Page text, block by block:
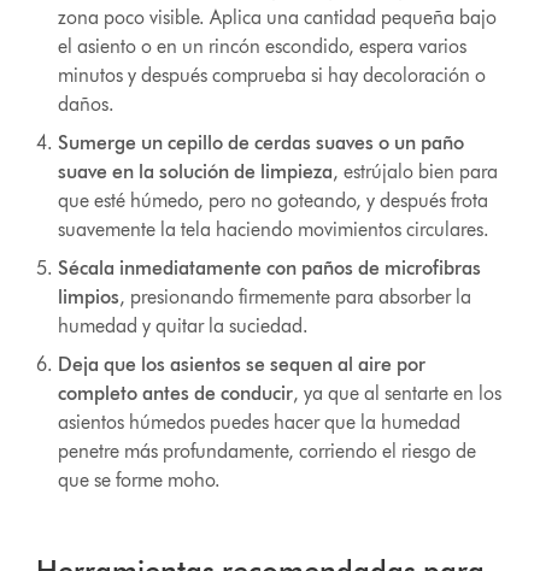
zona poco visible. Aplica una cantidad pequeña bajo
el asiento o en un rincón escondido, espera varios
minutos y después comprueba si hay decoloración o
daños.
Sumerge un cepillo de cerdas suaves o un paño
suave en la solución de limpieza, estrújalo bien para
que esté húmedo, pero no goteando, y después frota
suavemente la tela haciendo movimientos circulares.
Sécala inmediatamente con paños de microfibras
limpios, presionando firmemente para absorber la
humedad y quitar la suciedad.
Deja que los asientos se sequen al aire por
completo antes de conducir, ya que al sentarte en los
asientos húmedos puedes hacer que la humedad
penetre más profundamente, corriendo el riesgo de
que se forme moho.